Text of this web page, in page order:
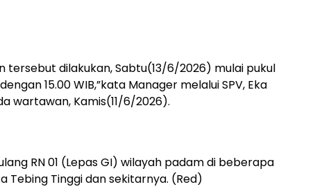
tersebut dilakukan, Sabtu(13/6/2026) mulai pukul
15.00 WIB,”kata Manager melalui SPV, Eka
wartawan, Kamis(11/6/2026).
RN 01 (Lepas GI) wilayah padam di beberapa
Tebing Tinggi dan sekitarnya. (Red)